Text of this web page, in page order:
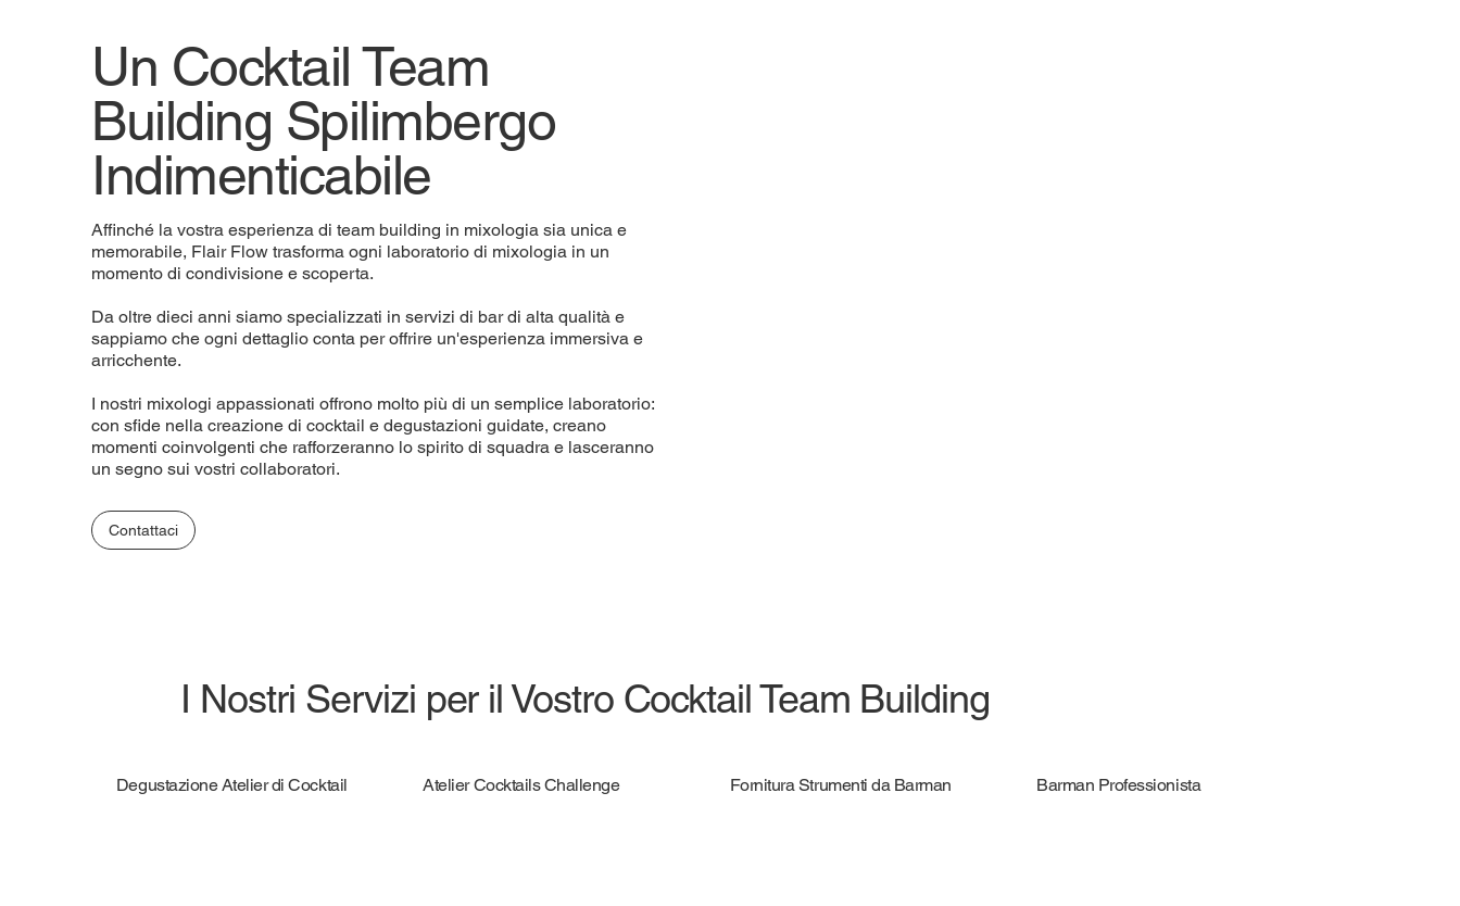
Un Cocktail Team
Building Spilimbergo
Indimenticabile
Affinché la vostra esperienza di team building in mixologia sia unica e
memorabile, Flair Flow trasforma ogni laboratorio di mixologia in un
momento di condivisione e scoperta.
Da oltre dieci anni siamo specializzati in servizi di bar di alta qualità e
sappiamo che ogni dettaglio conta per offrire un'esperienza immersiva e
arricchente.
I nostri mixologi appassionati offrono molto più di un semplice laboratorio:
con sfide nella creazione di cocktail e degustazioni guidate, creano
momenti coinvolgenti che rafforzeranno lo spirito di squadra e lasceranno
un segno sui vostri collaboratori.
Contattaci
I Nostri Servizi per il Vostro Cocktail Team Building
Degustazione Atelier di Cocktail Atelier Cocktails Challenge Fornitura Strumenti da Barman Barman Professionista